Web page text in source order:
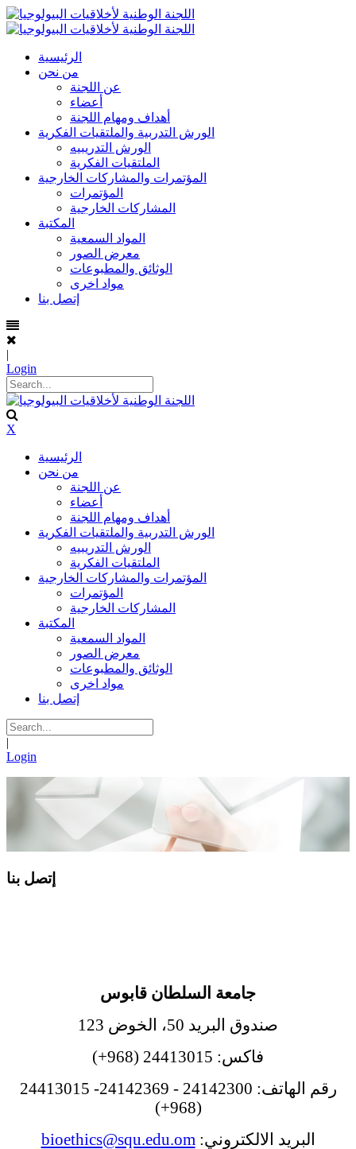
الرئيسية
من نحن
عن اللجنة
أعضاء
أهداف ومهام اللجنة
الورش التدربية والملتقيات الفكرية
الورش التدريبيه
الملتقيات الفكرية
المؤتمرات والمشاركات الخارجية
المؤتمرات
المشاركات الخارجية
المكتبة
المواد السمعية
معرض الصور
الوثائق والمطبوعات
مواد اخرى
إتصل بنا
|
Login
X
الرئيسية
من نحن
عن اللجنة
أعضاء
أهداف ومهام اللجنة
الورش التدربية والملتقيات الفكرية
الورش التدريبيه
الملتقيات الفكرية
المؤتمرات والمشاركات الخارجية
المؤتمرات
المشاركات الخارجية
المكتبة
المواد السمعية
معرض الصور
الوثائق والمطبوعات
مواد اخرى
إتصل بنا
|
Login
إتصل بنا
جامعة السلطان قابوس
صندوق البريد 50، الخوض 123
فاكس: 24413015 (968+)
رقم الهاتف: 24142300 - 24142369- 24413015
(968+)
البريد الالكتروني: bioethics@squ.edu.om